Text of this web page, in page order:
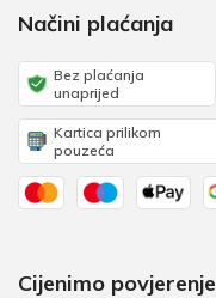
Načini plaćanja
Bez plaćanja
unaprijed
Kartica prilikom
pouzeća
Cijenimo povjerenje